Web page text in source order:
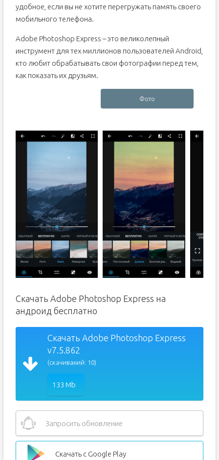
удобное, если вы не хотите перегружать память своего
мобильного телефона.
Adobe Photoshop Express – это великолепный
инструмент для тех миллионов пользователей Android,
кто любит обрабатывать свои фотографии перед тем,
как показать их друзьям.
Фото
Скачать Adobe Photoshop Express на
андроид бесплатно
Скачать Adobe Photoshop Express
v7.5.862
(скачиваний: 10)
133 Mb
Запросить обновление
Скачать с Google Play